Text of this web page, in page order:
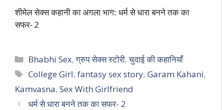
शीमेल सेक्स कहानी का अगला भाग: धर्म से धारा बनने तक का
सफर- 2
Categories
Bhabhi Sex,ग्रुप सेक्स स्टोरी,चुदाई की कहानियाँ
Tags
College Girl,fantasy sex story,Garam Kahani,
Kamvasna, Sex With Girlfriend
धर्म से धारा बनने तक का सफर- 2